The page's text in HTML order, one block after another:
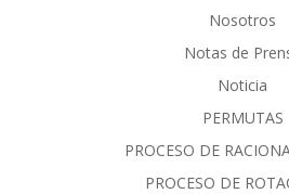
Nosotros
Notas de
Noticia
PERMUTAS
PROCESO DE
PROCESO DE